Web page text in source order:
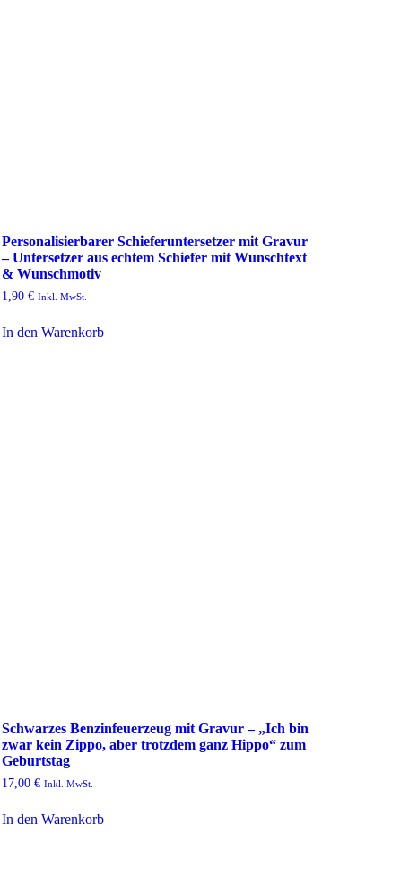
Personalisierbarer Schieferuntersetzer mit Gravur
– Untersetzer aus echtem Schiefer mit Wunschtext
& Wunschmotiv
1,90 € Inkl. MwSt.
In den Warenkorb
Schwarzes Benzinfeuerzeug mit Gravur – „Ich bin
zwar kein Zippo, aber trotzdem ganz Hippo“ zum
Geburtstag
17,00 € Inkl. MwSt.
In den Warenkorb